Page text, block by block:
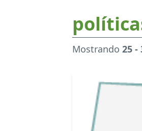
Mostrando 25 -